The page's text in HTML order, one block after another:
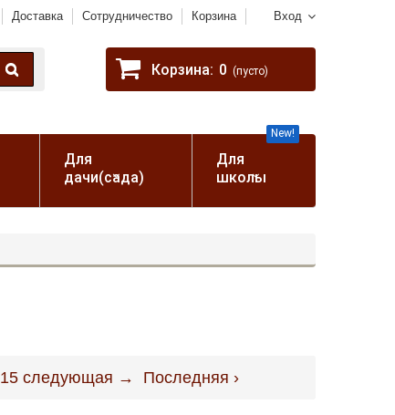
Вход
Доставка Сотрудничество Корзина
Корзина: 0 (пусто)
Для
дачи(сада)
Для
школы
New!
15 следующая → Последняя ›